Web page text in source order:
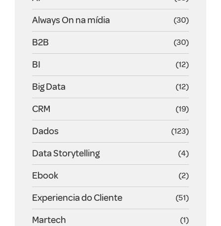
Always On na mídia (30)
B2B (30)
BI (12)
Big Data (12)
CRM (19)
Dados (123)
Data Storytelling (4)
Ebook (2)
Experiencia do Cliente (51)
Martech (1)